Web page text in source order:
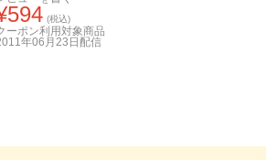
594 (税込)
ーポン利用対象商品
年06月23日 配信